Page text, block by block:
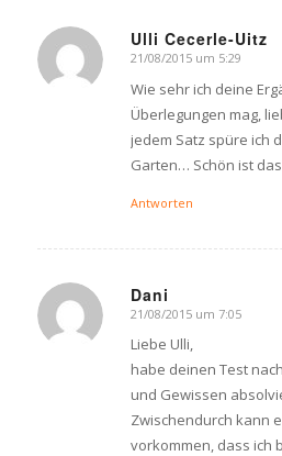
Ulli Cecerle-Uitz
says:
21/08/2015 um 5:29
Wie sehr ich deine
Überlegungen mag,
jedem Satz spüre ich
Garten… Schön ist
Antworten
Dani
says:
21/08/2015 um 7:05
Liebe Ulli,
habe deinen Test
und Gewissen
Zwischendurch kann
vorkommen, dass ich